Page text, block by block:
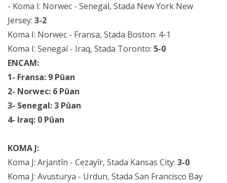
- Koma I: Norwec - Senegal, Stada New York New
Jersey: 3-2
Koma I: Norwec - Fransa, Stada Boston: 4-1
Koma I: Senegal - Iraq, Stada Toronto: 5-0
ENCAM:
1- Fransa: 9 Pûan
2- Norwec: 6 Pûan
3- Senegal: 3 Pûan
4- Iraq: 0 Pûan
KOMA J:
Koma J: Arjantîn - Cezayîr, Stada Kansas City: 3-0
Koma J: Avusturya - Urdun, Stada San Francisco Bay